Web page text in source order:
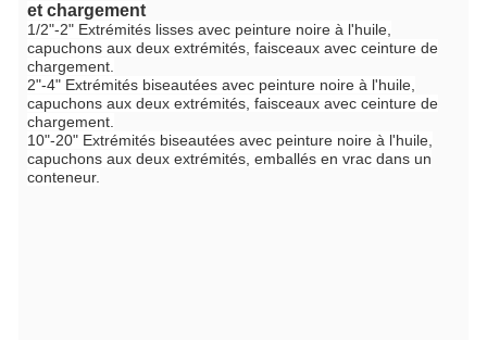
et chargement
1/2"-2" Extrémités lisses avec peinture noire à l'huile,
capuchons aux deux extrémités, faisceaux avec ceinture de
chargement.
2"-4" Extrémités biseautées avec peinture noire à l'huile,
capuchons aux deux extrémités, faisceaux avec ceinture de
chargement.
10"-20" Extrémités biseautées avec peinture noire à l'huile,
capuchons aux deux extrémités, emballés en vrac dans un
conteneur.